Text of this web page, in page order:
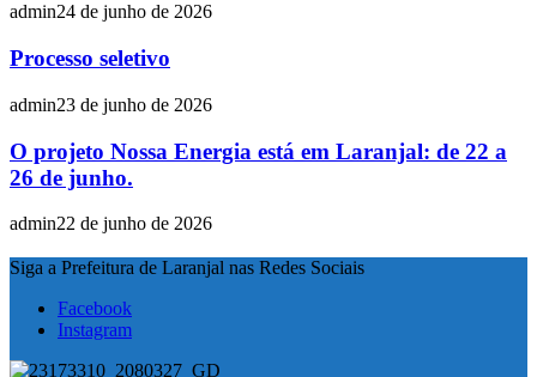
admin24 de junho de 2026
Processo seletivo
admin23 de junho de 2026
O projeto Nossa Energia está em Laranjal: de 22 a
26 de junho.
admin22 de junho de 2026
Siga a Prefeitura de Laranjal nas Redes Sociais
Facebook
Instagram